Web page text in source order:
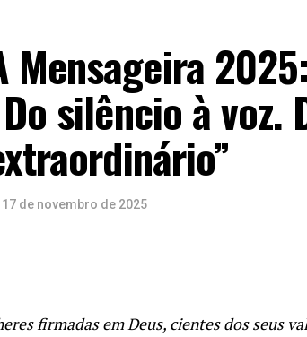
Mensageira
silêncio à voz.
17 de novembro de 2025
firmadas em Deus, cientes dos seus